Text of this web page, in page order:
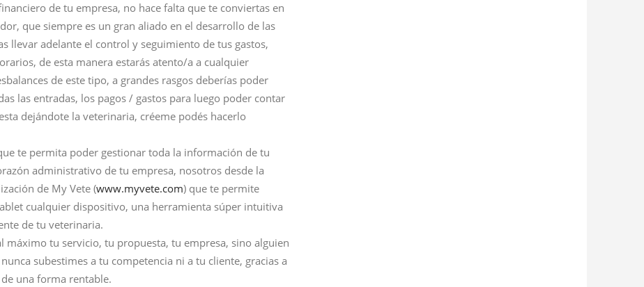
de tu empresa, no hace falta que te conviertas en
que siempre es un gran aliado en el desarrollo de las
llevar adelante el control y seguimiento de tus gastos,
de esta manera estarás atento/a a cualquier
de este tipo, a grandes rasgos deberías poder
las entradas, los pagos / gastos para luego poder contar
dejándote la veterinaria, créeme podés hacerlo
te permita poder gestionar toda la información de tu
administrativo de tu empresa, nosotros desde la
de My Vete (www.myvete.com) que te permite
cualquier dispositivo, una herramienta súper intuitiva
de tu veterinaria.
máximo tu servicio, tu propuesta, tu empresa, sino alguien
subestimes a tu competencia ni a tu cliente, gracias a
una forma rentable.